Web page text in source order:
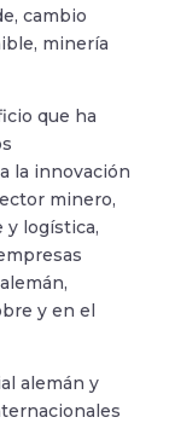
cambio
minería
que ha
la innovación
minero,
y logística,
y en el
alemán y